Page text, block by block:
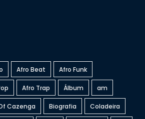
Afro Beat Afro Funk
Afro Trap Álbum am
Cazenga Biografia Coladeira